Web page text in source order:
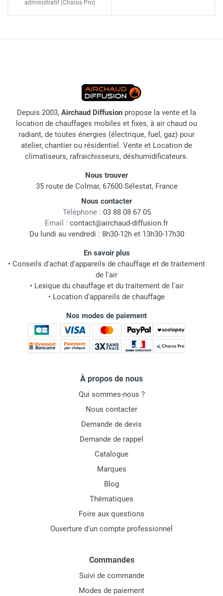
administratif (Chorus Pro)
Depuis 2003, Airchaud Diffusion propose la vente et la
location de chauffages mobiles et fixes, à air chaud ou
radiant, de toutes énergies (électrique, fuel, gaz) pour
atelier, chantier ou résidentiel. Vente et Location de
climatiseurs, rafraichisseurs, déshumidificateurs.
Nous trouver
35 route de Colmar, 67600 Sélestat, France
Nous contacter
Téléphone : 03 88 08 67 05
Email : contact@airchaud-diffusion.fr
Du lundi au vendredi : 8h30-12h et 13h30-17h30
En savoir plus
• Conseils d'achat d'appareils de chauffage et de traitement
de l'air
• Lexique du chauffage et du traitement de l'air
• Location d'appareils de chauffage
Nos modes de paiement
À propos de nous
Qui sommes-nous ?
Nous contacter
Demande de devis
Demande de rappel
Catalogue
Marques
Blog
Thématiques
Foire aux questions
Ouverture d'un compte professionnel
Commandes
Suivi de commande
Modes de paiement